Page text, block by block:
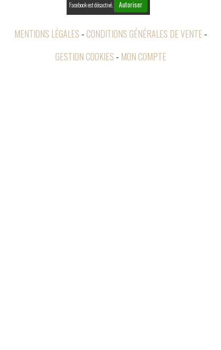
Facebook est désactivé. Autoriser
MENTIONS LÉGALES CONDITIONS GÉNÉRALES DE VENTE
GESTION COOKIES
MON COMPTE